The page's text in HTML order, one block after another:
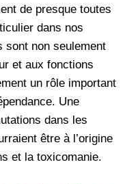
de presque toutes
dans nos
sont non seulement
et aux fonctions
un rôle important
Une
dans les
être à l’origine
et la toxicomanie.